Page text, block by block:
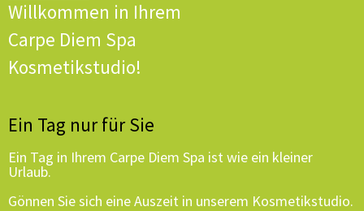
Willkommen in Ihrem
Carpe Diem Spa
Kosmetikstudio!
Ein Tag nur für Sie
Ein Tag in Ihrem Carpe Diem Spa ist wie ein kleiner
Urlaub.
Gönnen Sie sich eine Auszeit in unserem Kosmetikstudio.